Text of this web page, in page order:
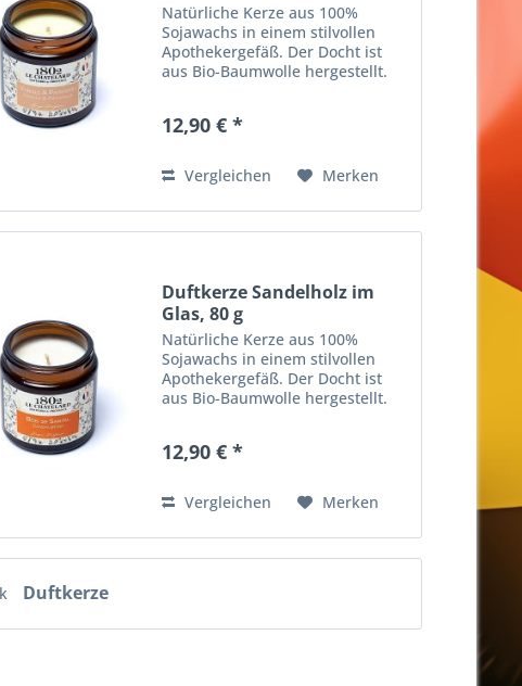
Natürliche Kerze aus 100%
Sojawachs in einem stilvollen
Apothekergefäß. Der Docht ist
aus Bio-Baumwolle hergestellt.
Werbegeschenk. Mit dem Aroma
Gebrauchsanweisung...
12,90 € *
Vergleichen Merken
Duftkerze Sandelholz im
Glas, 80 g
Natürliche Kerze aus 100%
Sojawachs in einem stilvollen
Apothekergefäß. Der Docht ist
aus Bio-Baumwolle hergestellt.
Werbegeschenk. Mit dem Aroma
Gebrauchsanweisung
Mindestens 1...
12,90 € *
Vergleichen Merken
Duftkerze